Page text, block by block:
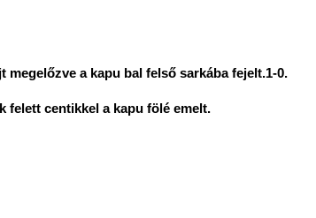
a kapu bal felső sarkába fejelt.1-0.
felett centikkel a kapu fölé emelt.